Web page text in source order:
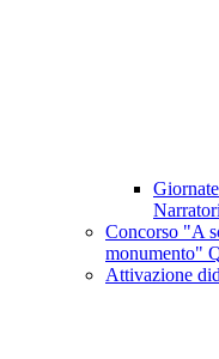
Concorso "A
monumento"
Attivazione